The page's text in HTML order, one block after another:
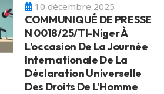
10 décembre 2025
COMMUNIQUÉ DE PRESSE
N 0018/25/TI-Niger À
L’occasion De La Journée
Internationale De La
Déclaration Universelle
Des Droits De L’Homme